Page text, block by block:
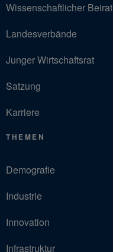
Wissenschaftlicher Beirat
Landesverbände
Junger Wirtschaftsrat
Satzung
Karriere
THEMEN
Demografie
Industrie
Innovation
Infrastruktur